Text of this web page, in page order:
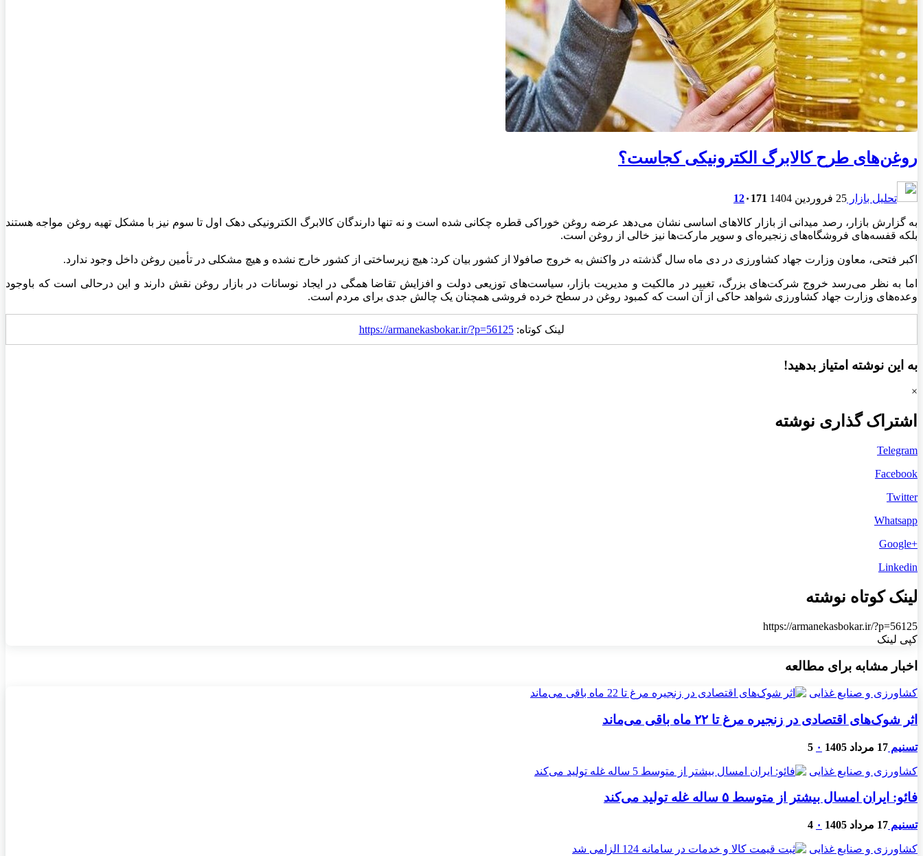
روغن‌های طرح کالابرگ الکترونیکی کجاست؟
تحلیل بازار 25 فروردین 1404 12۰ 171
به گزارش بازار، رصد میدانی از بازار کالاهای اساسی نشان می‌دهد عرضه روغن خوراکی قطره چکانی شده است و نه تنها دارندگان کالابرگ الکترونیکی دهک اول تا سوم نیز با مشکل تهیه روغن مواجه هستند
بلکه قفسه‌های فروشگاه‌های زنجیره‌ای و سوپر مارکت‌ها نیز خالی از روغن است.
اکبر فتحی، معاون وزارت جهاد کشاورزی در دی ماه سال گذشته در واکنش به خروج صافولا از کشور بیان کرد: هیچ زیرساختی از کشور خارج نشده و هیچ مشکلی در تأمین روغن داخل وجود ندارد.
اما به نظر می‌رسد خروج شرکت‌های بزرگ، تغییر در مالکیت و مدیریت بازار، سیاست‌های توزیعی دولت و افزایش تقاضا همگی در ایجاد نوسانات در بازار روغن نقش دارند و این درحالی است که باوجود
وعده‌های وزارت جهاد کشاورزی شواهد حاکی از آن است که کمبود روغن در سطح خرده فروشی همچنان یک چالش جدی برای مردم است.
لینک کوتاه:https://armanekasbokar.ir/?p=56125
به این نوشته امتیاز بدهید!
×
اشتراک گذاری نوشته
Telegram
Facebook
Twitter
Whatsapp
+Google
Linkedin
لینک کوتاه نوشته
https://armanekasbokar.ir/?p=56125
کپی لینک
اخبار مشابه برای مطالعه
کشاورزی و صنایع غذایی
اثر شوک‌های اقتصادی در زنجیره مرغ تا ۲۲ ماه باقی می‌ماند
تسنیم 17 مرداد 1405 ۰ 5
کشاورزی و صنایع غذایی
فائو: ایران امسال بیشتر از متوسط ۵ ساله غله تولید می‌کند
تسنیم 17 مرداد 1405 ۰ 4
کشاورزی و صنایع غذایی